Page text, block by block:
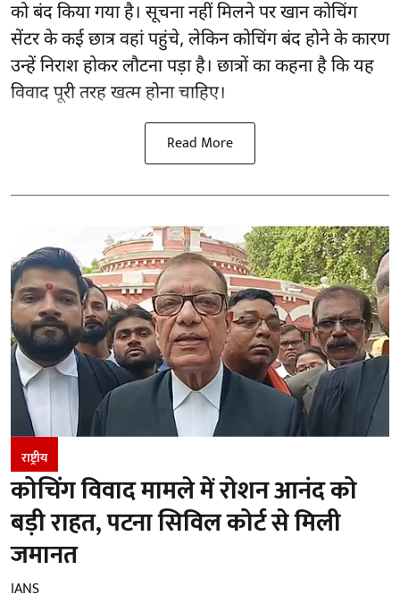
को बंद किया गया है। सूचना नहीं मिलने पर खान कोचिंग
सेंटर के कई छात्र वहां पहुंचे, लेकिन कोचिंग बंद होने के कारण
उन्हें निराश होकर लौटना पड़ा है। छात्रों का कहना है कि यह
विवाद पूरी तरह खत्म होना चाहिए।
Read More
राष्ट्रीय
कोचिंग विवाद मामले में रोशन आनंद को
बड़ी राहत, पटना सिविल कोर्ट से मिली
जमानत
IANS